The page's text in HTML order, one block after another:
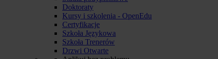
Doktoraty
Kursy i szkolenia - OpenEdu
Certyfikacje
Szkoła Językowa
Szkoła Trenerów
Drzwi Otwarte